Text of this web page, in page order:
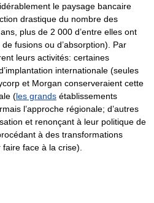
le paysage bancaire
drastique du nombre des
plus de 2 000 d’entre elles ont
fusions ou d’absorption). Par
leurs activités: certaines
internationale (seules
et Morgan conserveraient cette
(les grands établissements
l’approche régionale; d’autres
et renonçant à leur politique de
à des transformations
face à la crise).